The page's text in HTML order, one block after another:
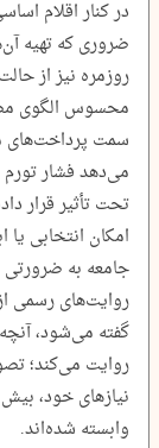
در کنار اقلام
ضروری که تهیه
روزمره نیز از
محسوس الگوی
سمت پرداخت‌های
می‌دهد فشار
تحت تأثیر قرار
امکان انتخابی
جامعه به
روایت‌های رسمی
گفته می‌شود،
روایت می‌کند؛
نیازهای خود،
وابسته شده‌اند.